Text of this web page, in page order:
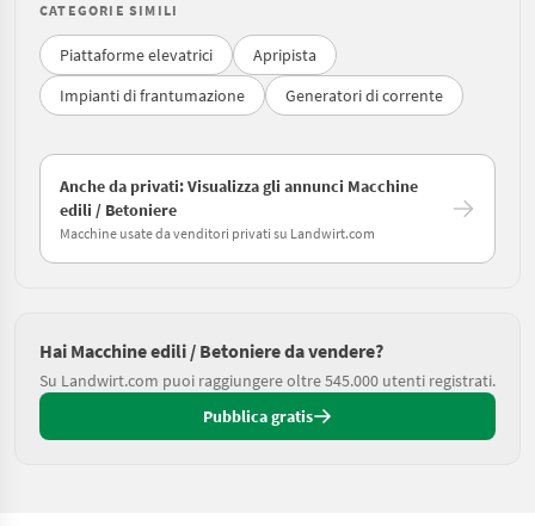
CATEGORIE SIMILI
Piattaforme elevatrici
Apripista
Impianti di frantumazione
Generatori di corrente
Anche da privati: Visualizza gli annunci Macchine
edili / Betoniere
Macchine usate da venditori privati su Landwirt.com
Hai Macchine edili / Betoniere da vendere?
Su Landwirt.com puoi raggiungere oltre 545.000 utenti registrati.
Pubblica gratis